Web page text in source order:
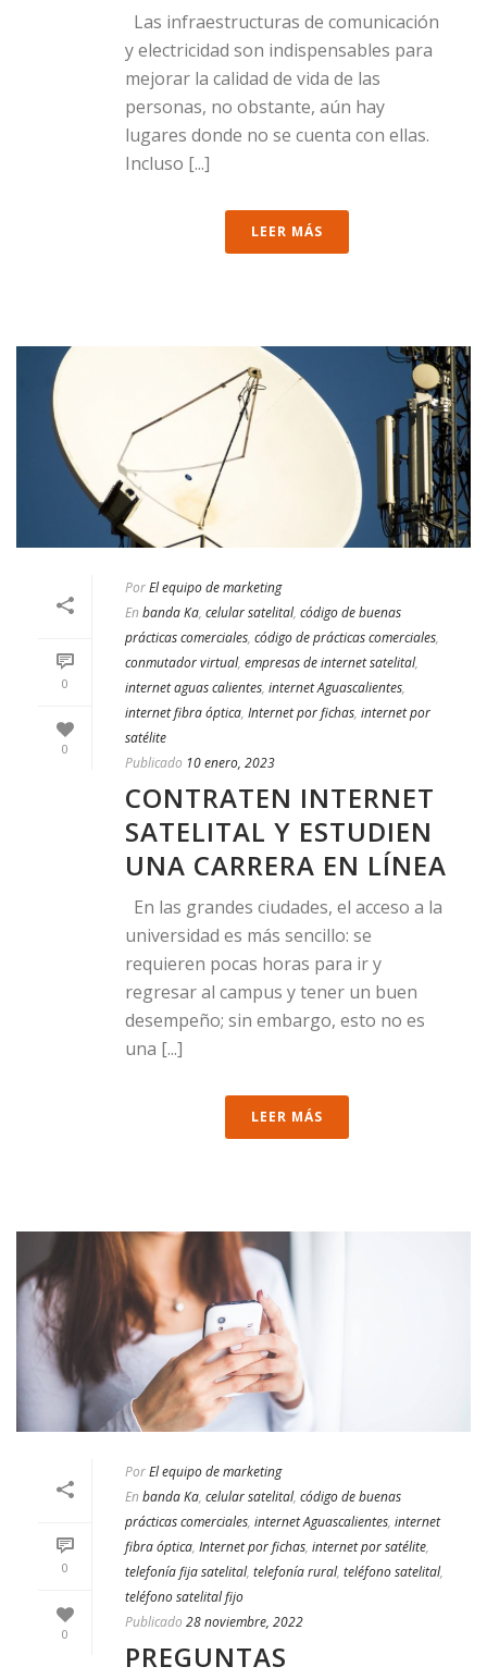
Las infraestructuras de comunicación
y electricidad son indispensables para
mejorar la calidad de vida de las
personas, no obstante, aún hay
lugares donde no se cuenta con ellas.
Incluso [...]
LEER MÁS
0
0
PorEl equipo de marketing
En banda Ka, celular satelital, código de buenas
prácticas comerciales, código de prácticas comerciales,
conmutador virtual, empresas de internet satelital,
internet aguas calientes, internet Aguascalientes,
internet fibra óptica, Internet por fichas, internet por
satélite
Publicado 10 enero, 2023
CONTRATEN INTERNET
SATELITAL Y ESTUDIEN
UNA CARRERA EN LÍNEA
En las grandes ciudades, el acceso a la
universidad es más sencillo: se
requieren pocas horas para ir y
regresar al campus y tener un buen
desempeño; sin embargo, esto no es
una [...]
LEER MÁS
0
0
PorEl equipo de marketing
En banda Ka, celular satelital, código de buenas
prácticas comerciales, internet Aguascalientes, internet
fibra óptica, Internet por fichas, internet por satélite,
telefonía fija satelital, telefonía rural, teléfono satelital,
teléfono satelital fijo
Publicado 28 noviembre, 2022
PREGUNTAS